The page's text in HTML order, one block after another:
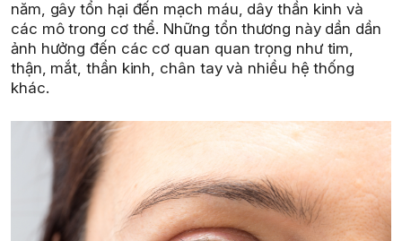
năm, gây tổn hại đến mạch máu, dây thần kinh và
các mô trong cơ thể. Những tổn thương này dần dần
ảnh hưởng đến các cơ quan quan trọng như tim,
thận, mắt, thần kinh, chân tay và nhiều hệ thống
khác.